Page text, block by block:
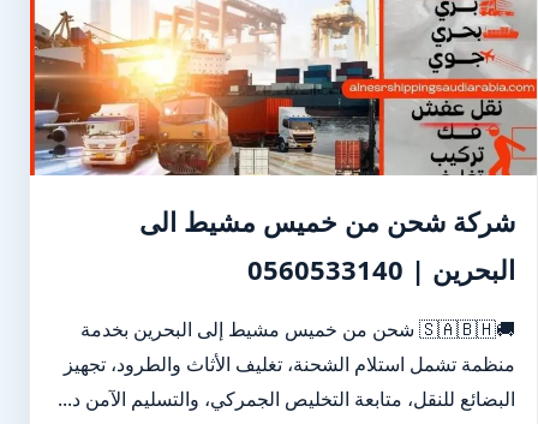
شركة شحن من خميس مشيط الى
البحرين | 0560533140
🚚🇸🇦🇧🇭 شحن من خميس مشيط إلى البحرين بخدمة
منظمة تشمل استلام الشحنة، تغليف الأثاث والطرود، تجهيز
البضائع للنقل، متابعة التخليص الجمركي، والتسليم الآمن د...